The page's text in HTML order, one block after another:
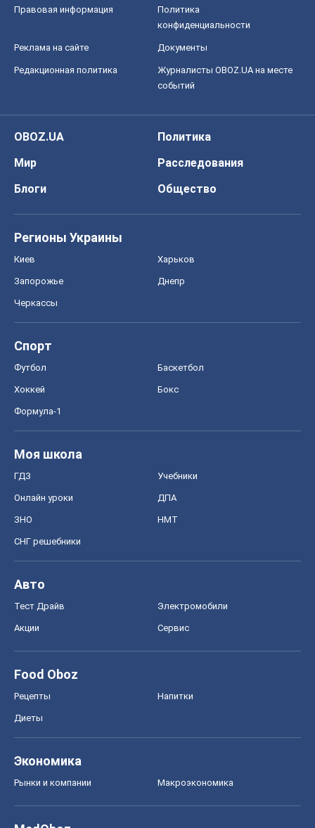
Правовая информация
Политика
конфиденциальности
Реклама на сайте Документы
Редакционная политика
Журналисты OBOZ.UA на месте
событий
OBOZ.UA
Политика
Мир
Расследования
Блоги
Общество
Регионы Украины
Киев Харьков
Запорожье Днепр
Черкассы
Спорт
Футбол Баскетбол
Хоккей Бокс
Формула-1
Моя школа
ГДЗ Учебники
Онлайн уроки ДПА
ЗНО НМТ
СНГ решебники
Авто
Тест Драйв Электромобили
Акции Сервис
Food Oboz
Рецепты Напитки
Диеты
Экономика
Рынки и компании Mакроэкономика